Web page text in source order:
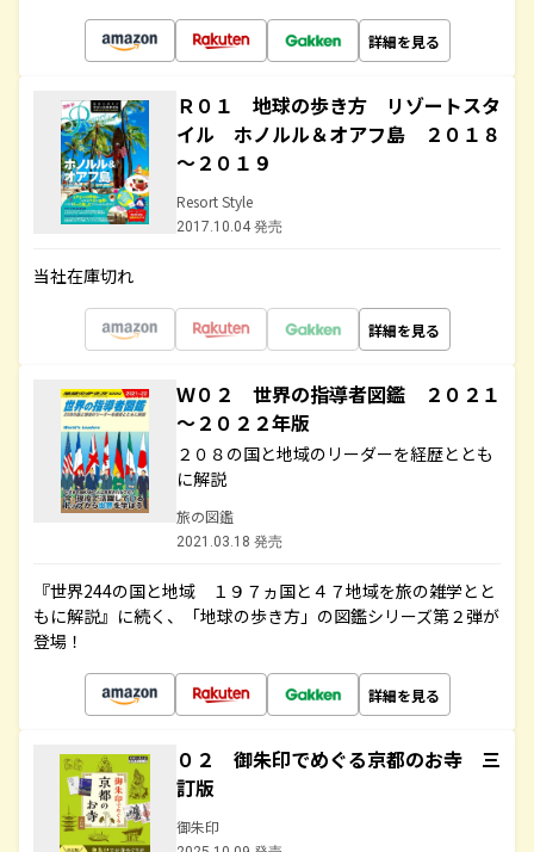
詳細を見る
Ｒ０１ 地球の歩き方 リゾートスタ
イル ホノルル＆オアフ島 ２０１８
～２０１９
Resort Style
2017.10.04 発売
当社在庫切れ
詳細を見る
Ｗ０２ 世界の指導者図鑑 ２０２１
～２０２２年版
２０８の国と地域のリーダーを経歴ととも
に解説
旅の図鑑
2021.03.18 発売
『世界244の国と地域 １９７ヵ国と４７地域を旅の雑学とと
もに解説』に続く、「地球の歩き方」の図鑑シリーズ第２弾が
登場！
詳細を見る
０２ 御朱印でめぐる京都のお寺 三
訂版
御朱印